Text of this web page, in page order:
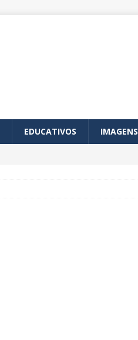
EDUCATIVOS IMAGENS